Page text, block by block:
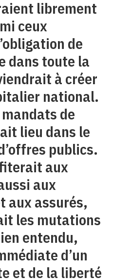
librement
ceux
de
dans toute la
à créer
national.
de
lieu dans le
publics.
aux
aux
aux assurés,
les mutations
entendu,
d’un
et de la liberté